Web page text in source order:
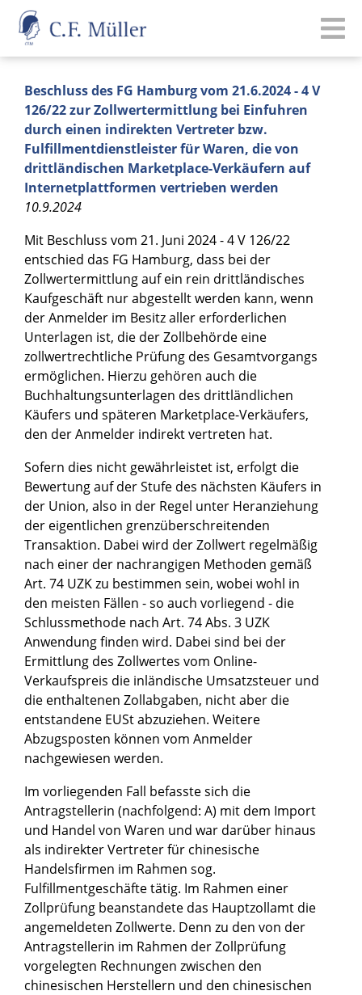
Beschluss des FG Hamburg vom 21.6.2024 - 4 V
126/22 zur Zollwertermittlung bei Einfuhren
durch einen indirekten Vertreter bzw.
Fulfillmentdienstleister für Waren, die von
drittländischen Marketplace-Verkäufern auf
Internetplattformen vertrieben werden
10.9.2024
Mit Beschluss vom 21. Juni 2024 - 4 V 126/22
entschied das FG Hamburg, dass bei der
Zollwertermittlung auf ein rein drittländisches
Kaufgeschäft nur abgestellt werden kann, wenn
der Anmelder im Besitz aller erforderlichen
Unterlagen ist, die der Zollbehörde eine
zollwertrechtliche Prüfung des Gesamtvorgangs
ermöglichen. Hierzu gehören auch die
Buchhaltungsunterlagen des drittländlichen
Käufers und späteren Marketplace-Verkäufers,
den der Anmelder indirekt vertreten hat.
Sofern dies nicht gewährleistet ist, erfolgt die
Bewertung auf der Stufe des nächsten Käufers in
der Union, also in der Regel unter Heranziehung
der eigentlichen grenzüberschreitenden
Transaktion. Dabei wird der Zollwert regelmäßig
nach einer der nachrangigen Methoden gemäß
Art. 74 UZK zu bestimmen sein, wobei wohl in
den meisten Fällen - so auch vorliegend - die
Schlussmethode nach Art. 74 Abs. 3 UZK
Anwendung finden wird. Dabei sind bei der
Ermittlung des Zollwertes vom Online-
Verkaufspreis die inländische Umsatzsteuer und
die enthaltenen Zollabgaben, nicht aber die
entstandene EUSt abzuziehen. Weitere
Abzugsposten können vom Anmelder
nachgewiesen werden.
Im vorliegenden Fall befasste sich die
Antragstellerin (nachfolgend: A) mit dem Import
und Handel von Waren und war darüber hinaus
als indirekter Vertreter für chinesische
Handelsfirmen im Rahmen sog.
Fulfillmentgeschäfte tätig. Im Rahmen einer
Zollprüfung beanstandete das Hauptzollamt die
angemeldeten Zollwerte. Denn zu den von der
Antragstellerin im Rahmen der Zollprüfung
vorgelegten Rechnungen zwischen den
chinesischen Herstellern und den chinesischen